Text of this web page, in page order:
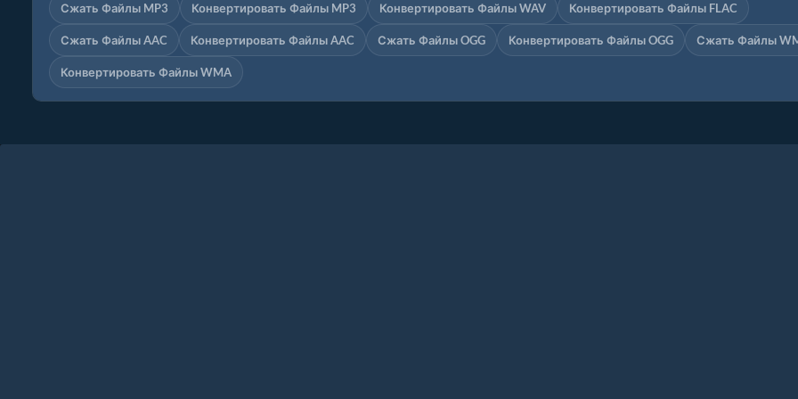
Сжать Файлы MP3 Конвертировать Файлы MP3 Конвертировать Файлы WAV Конвертировать Файлы FLAC
Сжать Файлы AAC Конвертировать Файлы AAC Сжать Файлы OGG Конвертировать Файлы OGG Сжать Файлы
Конвертировать Файлы WMA